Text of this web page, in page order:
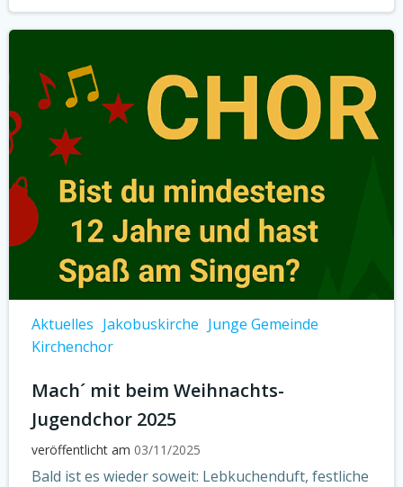
Aktuelles Jakobuskirche Junge Gemeinde
Kirchenchor
Mach´ mit beim Weihnachts-
Jugendchor 2025
veröffentlicht am 03/11/2025
Bald ist es wieder soweit: Lebkuchenduft, festliche